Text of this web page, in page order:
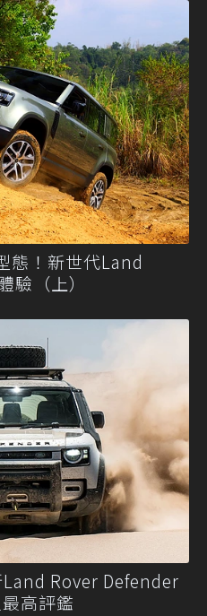
態！新世代Land
驗（上）
Rover Defender
高評鑑